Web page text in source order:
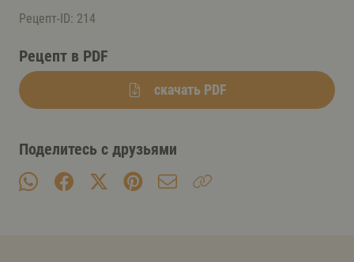
Рецепт-ID: 214
Рецепт в PDF
скачать PDF
Поделитесь с друзьями